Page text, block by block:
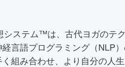
システム™は、古代ヨガのテ
言語プログラミング（NLP
組み合わせ、より自分の人